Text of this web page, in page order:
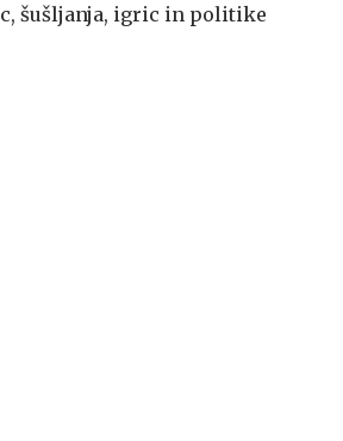
šušljanja, igric in politike